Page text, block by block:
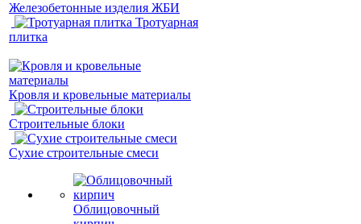
Железобетонные изделия ЖБИ
Тротуарная
плитка
Кровля и кровельные материалы
Строительные блоки
Сухие строительные смеси
Облицовочный